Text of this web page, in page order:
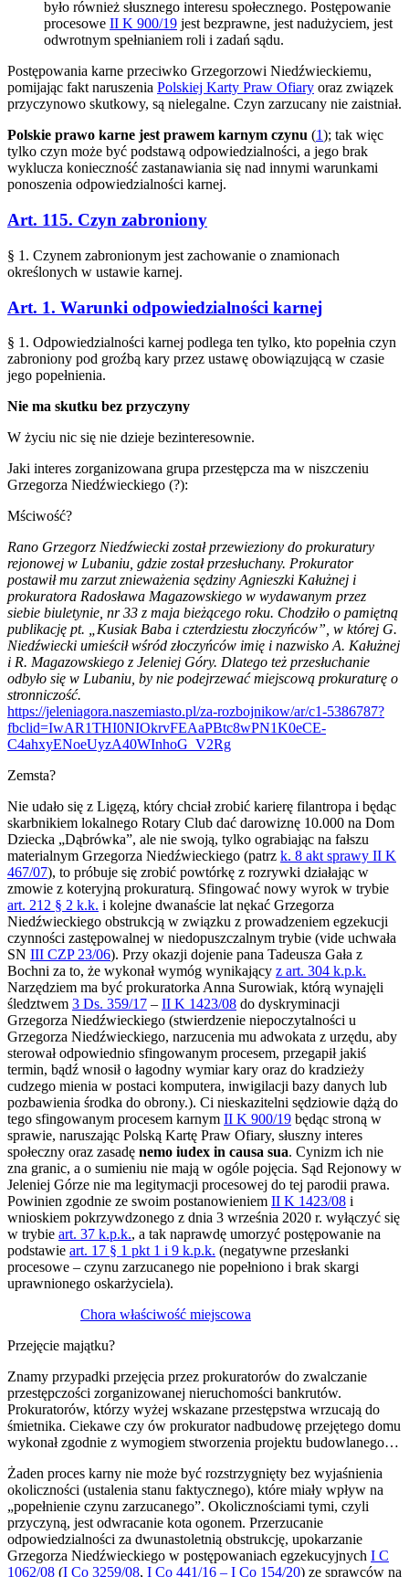
było również słusznego interesu społecznego. Postępowanie
procesowe II K 900/19 jest bezprawne, jest nadużyciem, jest
odwrotnym spełnianiem roli i zadań sądu.
Postępowania karne przeciwko Grzegorzowi Niedźwieckiemu,
pomijając fakt naruszenia Polskiej Karty Praw Ofiary oraz związek
przyczynowo skutkowy, są nielegalne. Czyn zarzucany nie zaistniał.
Polskie prawo karne jest prawem karnym czynu (1); tak więc
tylko czyn może być podstawą odpowiedzialności, a jego brak
wyklucza konieczność zastanawiania się nad innymi warunkami
ponoszenia odpowiedzialności karnej.
Art. 115. Czyn zabroniony
§ 1. Czynem zabronionym jest zachowanie o znamionach
określonych w ustawie karnej.
Art. 1. Warunki odpowiedzialności karnej
§ 1. Odpowiedzialności karnej podlega ten tylko, kto popełnia czyn
zabroniony pod groźbą kary przez ustawę obowiązującą w czasie
jego popełnienia.
Nie ma skutku bez przyczyny
W życiu nic się nie dzieje bezinteresownie.
Jaki interes zorganizowana grupa przestępcza ma w niszczeniu
Grzegorza Niedźwieckiego (?):
Mściwość?
Rano Grzegorz Niedźwiecki został przewieziony do prokuratury
rejonowej w Lubaniu, gdzie został przesłuchany. Prokurator
postawił mu zarzut znieważenia sędziny Agnieszki Kałużnej i
prokuratora Radosława Magazowskiego w wydawanym przez
siebie biuletynie, nr 33 z maja bieżącego roku. Chodziło o pamiętną
publikację pt. „Kusiak Baba i czterdziestu złoczyńców”, w której G.
Niedźwiecki umieścił wśród złoczyńców imię i nazwisko A. Kałużnej
i R. Magazowskiego z Jeleniej Góry. Dlatego też przesłuchanie
odbyło się w Lubaniu, by nie podejrzewać miejscową prokuraturę o
stronniczość.
https://jeleniagora.naszemiasto.pl/za-rozbojnikow/ar/c1-5386787?
fbclid=IwAR1THI0NIOkrvFEAaPBtc8wPN1K0eCE-
C4ahxyENoeUyzA40WInhoG_V2Rg
Zemsta?
Nie udało się z Ligęzą, który chciał zrobić karierę filantropa i będąc
skarbnikiem lokalnego Rotary Club dać darowiznę 10.000 na Dom
Dziecka „Dąbrówka”, ale nie swoją, tylko ograbiając na fałszu
materialnym Grzegorza Niedźwieckiego (patrz k. 8 akt sprawy II K
467/07), to próbuje się zrobić powtórkę z rozrywki działając w
zmowie z koteryjną prokuraturą. Sfingować nowy wyrok w trybie
art. 212 § 2 k.k. i kolejne dwanaście lat nękać Grzegorza
Niedźwieckiego obstrukcją w związku z prowadzeniem egzekucji
czynności zastępowalnej w niedopuszczalnym trybie (vide uchwała
SN III CZP 23/06). Przy okazji dojenie pana Tadeusza Gała z
Bochni za to, że wykonał wymóg wynikający z art. 304 k.p.k.
Narzędziem ma być prokuratorka Anna Surowiak, którą wynajęli
śledztwem 3 Ds. 359/17 – II K 1423/08 do dyskryminacji
Grzegorza Niedźwieckiego (stwierdzenie niepoczytalności u
Grzegorza Niedźwieckiego, narzucenia mu adwokata z urzędu, aby
sterował odpowiednio sfingowanym procesem, przegapił jakiś
termin, bądź wnosił o łagodny wymiar kary oraz do kradzieży
cudzego mienia w postaci komputera, inwigilacji bazy danych lub
pozbawienia środka do obrony.). Ci nieskazitelni sędziowie dążą do
tego sfingowanym procesem karnym II K 900/19 będąc stroną w
sprawie, naruszając Polską Kartę Praw Ofiary, słuszny interes
społeczny oraz zasadę nemo iudex in causa sua. Cynizm ich nie
zna granic, a o sumieniu nie mają w ogóle pojęcia. Sąd Rejonowy w
Jeleniej Górze nie ma legitymacji procesowej do tej parodii prawa.
Powinien zgodnie ze swoim postanowieniem II K 1423/08 i
wnioskiem pokrzywdzonego z dnia 3 września 2020 r. wyłączyć się
w trybie art. 37 k.p.k., a tak naprawdę umorzyć postępowanie na
podstawie art. 17 § 1 pkt 1 i 9 k.p.k. (negatywne przesłanki
procesowe – czynu zarzucanego nie popełniono i brak skargi
uprawnionego oskarżyciela).
Chora właściwość miejscowa
Przejęcie majątku?
Znamy przypadki przejęcia przez prokuratorów do zwalczanie
przestępczości zorganizowanej nieruchomości bankrutów.
Prokuratorów, którzy wyżej wskazane przestępstwa wrzucają do
śmietnika. Ciekawe czy ów prokurator nadbudowę przejętego domu
wykonał zgodnie z wymogiem stworzenia projektu budowlanego…
Żaden proces karny nie może być rozstrzygnięty bez wyjaśnienia
okoliczności (ustalenia stanu faktycznego), które miały wpływ na
„popełnienie czynu zarzucanego”. Okolicznościami tymi, czyli
przyczyną, jest odwracanie kota ogonem. Przerzucanie
odpowiedzialności za dwunastoletnią obstrukcję, upokarzanie
Grzegorza Niedźwieckiego w postępowaniach egzekucyjnych I C
1062/08 (I Co 3259/08, I Co 441/16 – I Co 154/20) ze sprawców na